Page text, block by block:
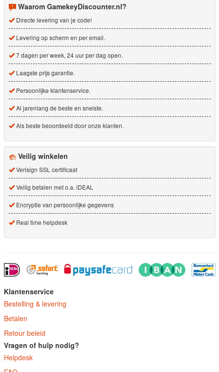
Waarom GamekeyDiscounter.nl?
Directe levering van je code!
Levering op scherm en per email.
7 dagen per week, 24 uur per dag open.
Laagste prijs garantie.
Persoonlijke klantenservice.
Al jarenlang de beste en snelste.
Als beste beoordeeld door onze klanten.
Veilig winkelen
Verisign SSL certificaat
Veilig betalen met o.a. iDEAL
Encryptie van persoonlijke gegevens
Real time helpdesk
Klantenservice
Bestelling & levering
Betalen
Retour beleid
Vragen of hulp nodig?
Helpdesk